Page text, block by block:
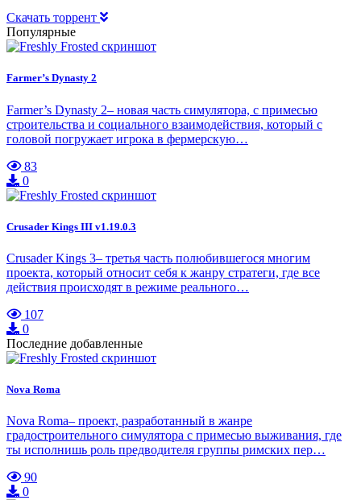
Скачать торрент
Популярные
Farmer’s Dynasty 2
Farmer’s Dynasty 2– новая часть симулятора, с примесью
строительства и социального взаимодействия, который с
головой погружает игрока в фермерскую…
83
0
Crusader Kings III v1.19.0.3
Crusader Kings 3– третья часть полюбившегося многим
проекта, который относит себя к жанру стратеги, где все
действия происходят в режиме реального…
107
0
Последние добавленные
Nova Roma
Nova Roma– проект, разработанный в жанре
градостроительного симулятора с примесью выживания, где
ты исполнишь роль предводителя группы римских пер…
90
0